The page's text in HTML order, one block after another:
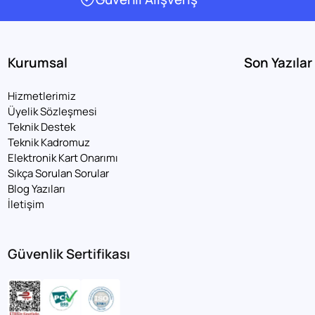
Kurumsal
Hizmetlerimiz
Üyelik Sözleşmesi
Teknik Destek
Teknik Kadromuz
Elektronik Kart Onarımı
Sıkça Sorulan Sorular
Blog Yazıları
İletişim
Son Yazılar
Güvenlik Sertifikası